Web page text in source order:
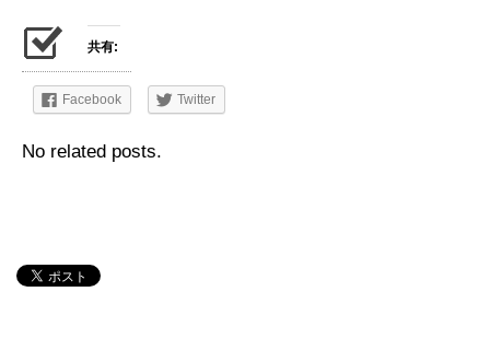
共有:
Facebook Twitter
No related posts.